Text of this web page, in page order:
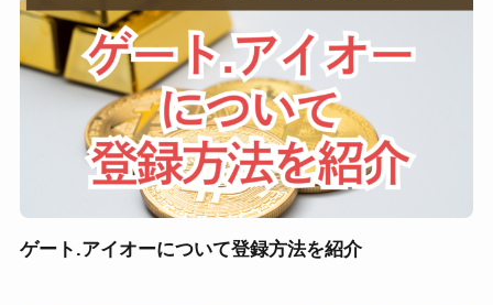
ゲート.アイオーについて登録方法を紹介